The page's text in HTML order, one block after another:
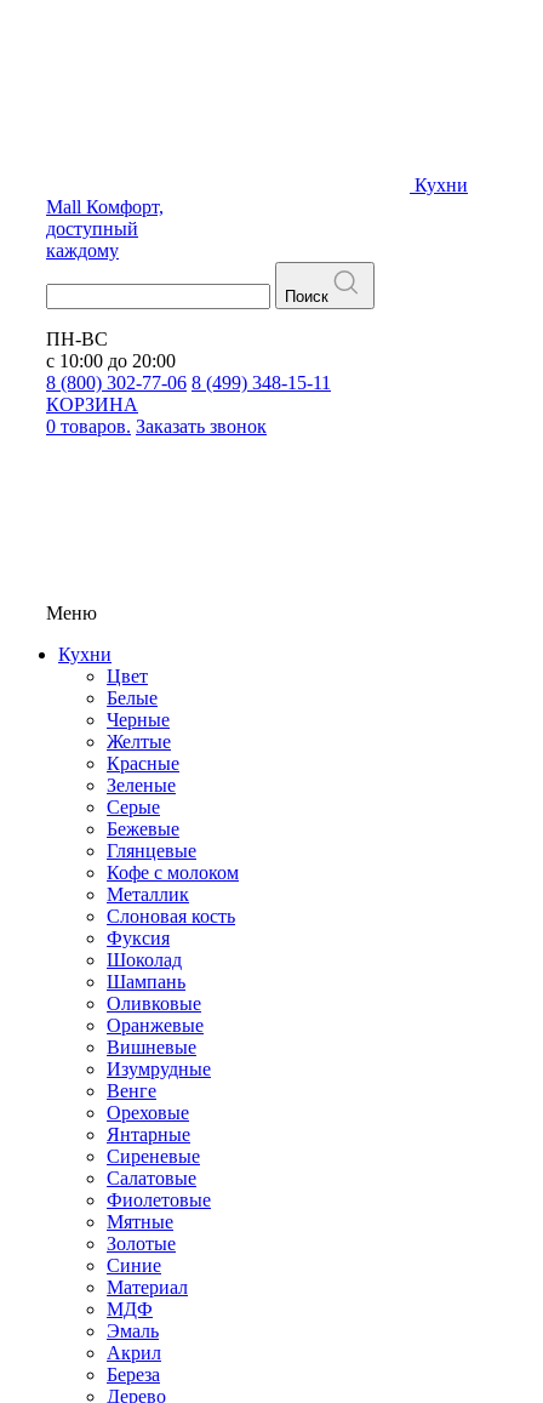
Кухни
Mall Комфорт,
доступный
каждому
Поиск
ПН-ВС
с 10:00 до 20:00
8 (800) 302-77-06 8 (499) 348-15-11
КОРЗИНА
0 товаров. Заказать звонок
Меню
Кухни
Цвет
Белые
Черные
Желтые
Красные
Зеленые
Серые
Бежевые
Глянцевые
Кофе с молоком
Металлик
Слоновая кость
Фуксия
Шоколад
Шампань
Оливковые
Оранжевые
Вишневые
Изумрудные
Венге
Ореховые
Янтарные
Сиреневые
Салатовые
Фиолетовые
Мятные
Золотые
Синие
Материал
МДФ
Эмаль
Акрил
Береза
Дерево